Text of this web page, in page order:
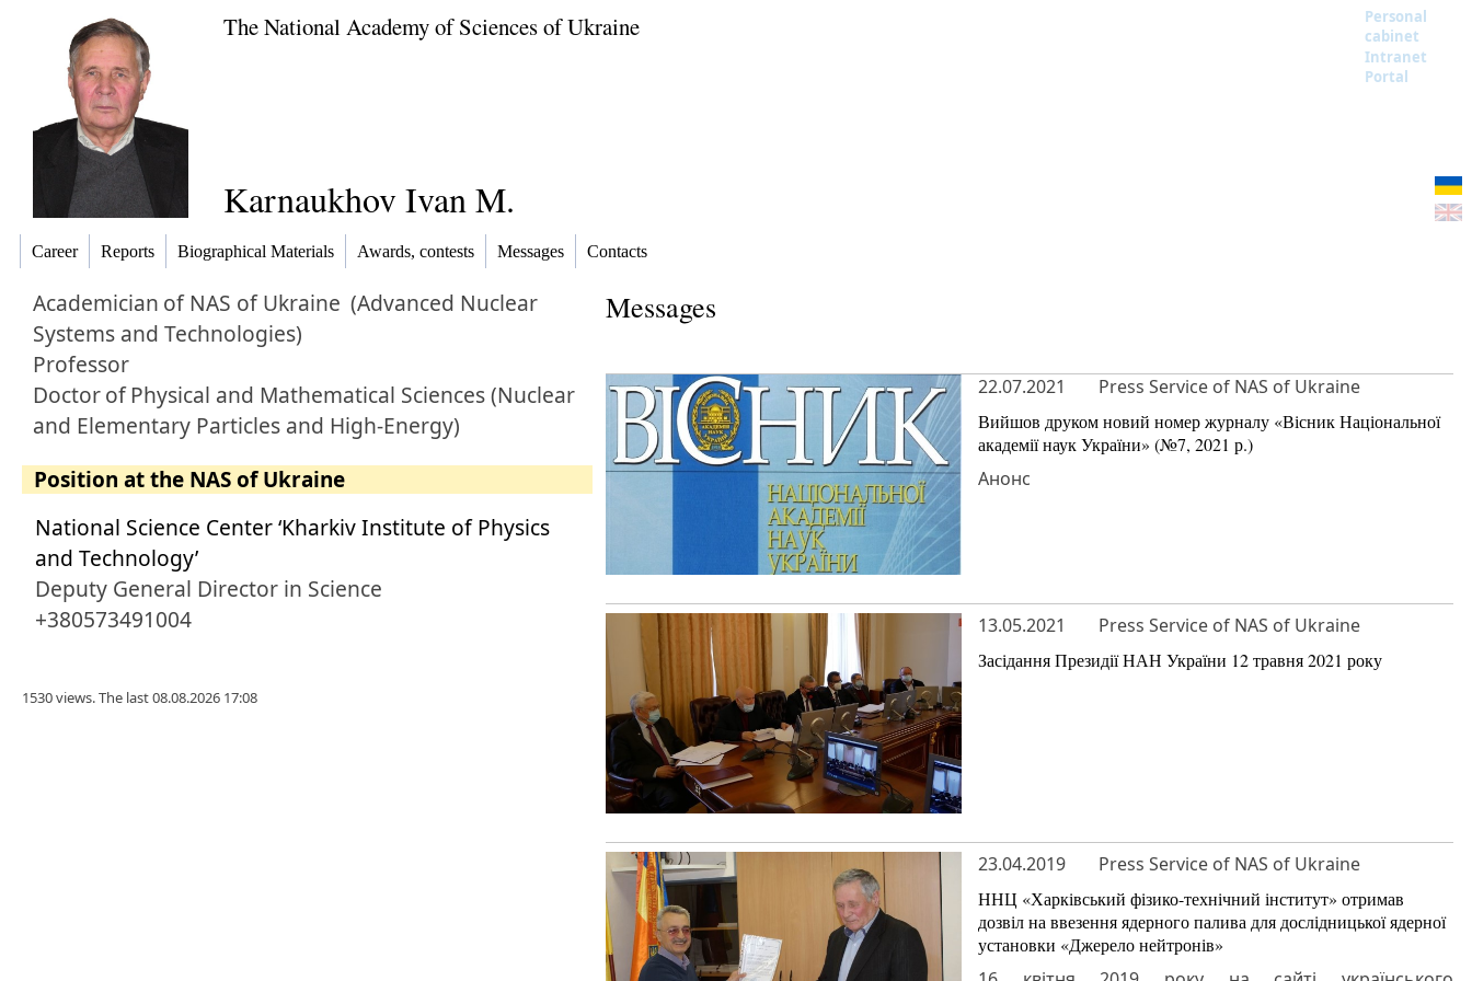
The National Academy of Sciences of Ukraine
Personal
cabinet
Intranet
Portal
Karnaukhov Ivan M.
Career Reports Biographical Materials Awards, contests Messages Contacts
Academician of NAS of Ukraine (Advanced Nuclear
Systems and Technologies)
Professor
DoctorofPhysical and Mathematical Sciences (Nuclear
and Elementary Particles and High-Energy)
Position at the NAS of Ukraine
National Science Center ‘Kharkiv Institute of Physics
and Technology’
Deputy General Director in Science
+380573491004
1530 views. The last 08.08.2026 17:08
Messages
22.07.2021 Press Service of NAS of Ukraine
Вийшов друком новий номер журналу «Вісник Національної
академії наук України» (№7, 2021 р.)
Анонс
13.05.2021 Press Service of NAS of Ukraine
Засідання Президії НАН України 12 травня 2021 року
23.04.2019 Press Service of NAS of Ukraine
ННЦ «Харківський фізико-технічний інститут» отримав
дозвіл на ввезення ядерного палива для дослідницької ядерної
установки «Джерело нейтронів»